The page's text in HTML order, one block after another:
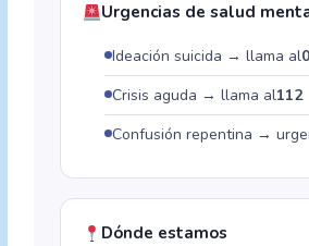
Urgencias de salud
Ideación suicida → llama al
Crisis aguda → llama al112
Confusión repentina →
Dónde estamos